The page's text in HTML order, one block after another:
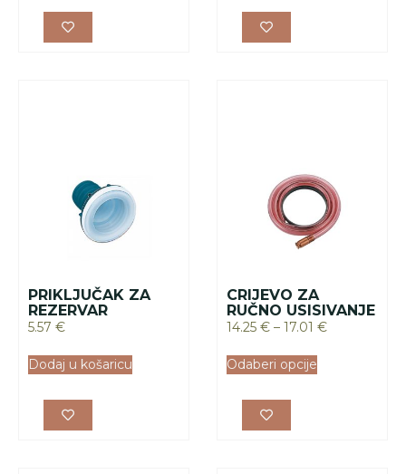
PRIKLJUČAK ZA
REZERVAR
5.57 €
Dodaj u košaricu
CRIJEVO ZA
RUČNO USISIVANJE
14.25 € – 17.01 €
Odaberi opcije